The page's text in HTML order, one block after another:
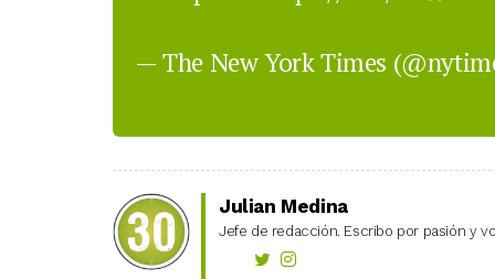
— The New York Times
Julian Medina
Jefe de redacción. Escribo por pasión y